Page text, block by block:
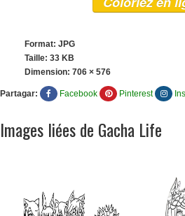
Format: JPG
Taille: 33 KB
Dimension: 706 × 576
Partagar: Facebook Pinterest
Images liées de Gacha Life